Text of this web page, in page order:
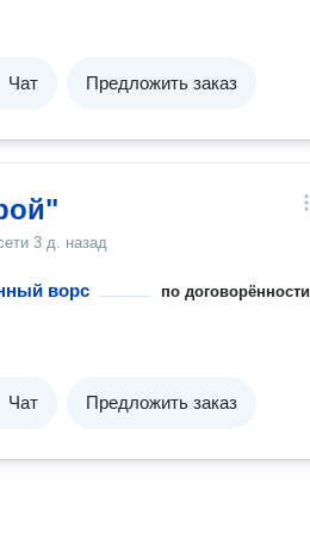
Чат Предложить заказ
3 д. назад
ворс по договорённости
Чат Предложить заказ